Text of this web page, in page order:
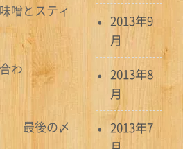
とスティ
菜
わ
最後の〆
2013年9
月
2013年8
月
2013年7